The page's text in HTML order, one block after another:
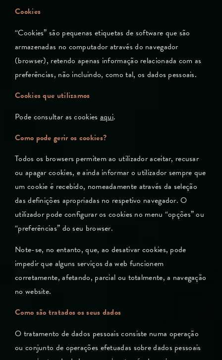
Cookies
“Cookies” são pequenas etiquetas de software que são
armazenadas no computador através do navegador
(browser), retendo apenas informação relacionada com as
preferências, não incluindo, como tal, os dados pessoais.
Cookies que utilizamos
Pode consultar as cookies aqui.
Como pode gerir os cookies?
Todos os browsers permitem ao utilizador aceitar, recusar
ou apagar cookies, e ainda informar o utilizador sempre que
um cookie é recebido, nomeadamente através da seleção
das definições apropriadas no respetivo navegador. O
utilizador pode configurar os cookies no menu “opções” ou
“preferências” do seu browser.
Note-se, no entanto, que, ao desativar cookies, pode
impedir que alguns serviços da web funcionem
corretamente, afetando, parcial ou totalmente, a navegação
no website.
Como são tratados os seus dados
O tratamento de dados pessoais consiste numa operação
ou conjunto de operações efetuadas sobre dados pessoais